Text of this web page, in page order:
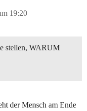
19:20
stellen, WARUM
der Mensch am Ende